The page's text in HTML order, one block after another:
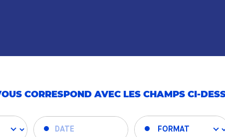
CORRESPOND AVEC LES CHAMPS CI-